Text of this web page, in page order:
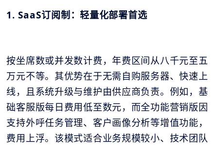
1. SaaS订阅制：轻量化部署首选
按坐席数或并发数计费，年费区间从八千元至五
万元不等。其优势在于无需自购服务器、快速上
线，且系统升级与维护由供应商负责。例如，基
础客服版每日费用低至数元，而全功能营销版因
支持外呼任务管理、客户画像分析等增值功能，
费用上浮。该模式适合业务规模较小、技术团队